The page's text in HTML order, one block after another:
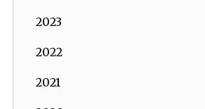
2023
2022
2021